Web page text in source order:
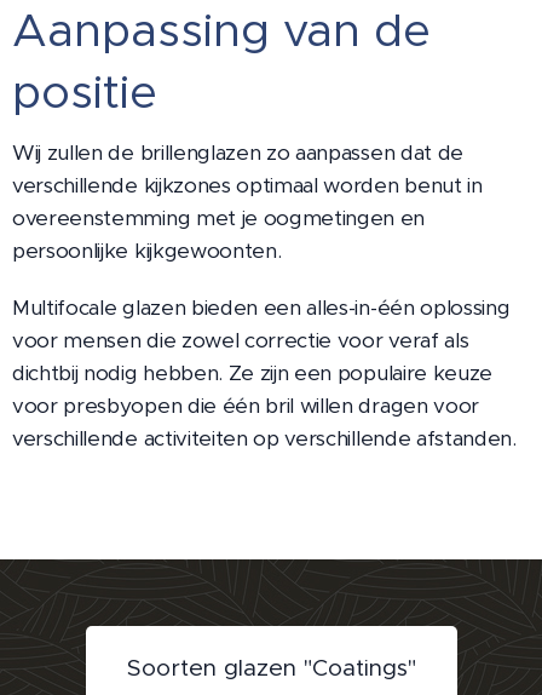
Aanpassing van de
positie
Wij zullen de brillenglazen zo aanpassen dat de
verschillende kijkzones optimaal worden benut in
overeenstemming met je oogmetingen en
persoonlijke kijkgewoonten.
Multifocale glazen bieden een alles-in-één oplossing
voor mensen die zowel correctie voor veraf als
dichtbij nodig hebben. Ze zijn een populaire keuze
voor presbyopen die één bril willen dragen voor
verschillende activiteiten op verschillende afstanden.
Soorten glazen "Coatings"